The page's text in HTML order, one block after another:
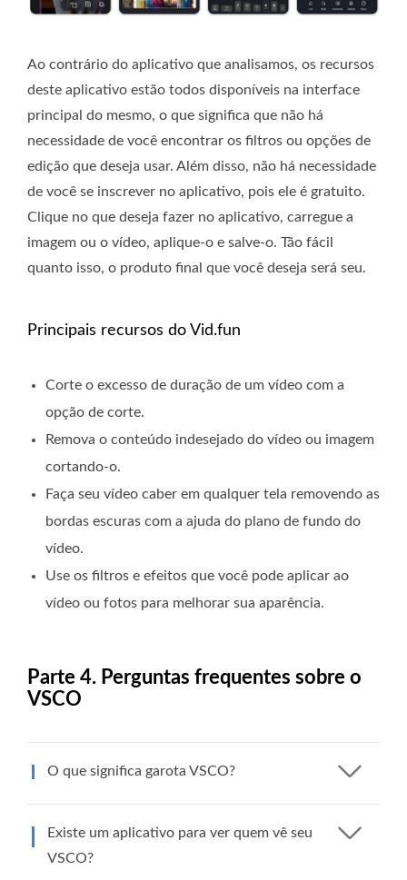
Ao contrário do aplicativo que analisamos, os recursos
deste aplicativo estão todos disponíveis na interface
principal do mesmo, o que significa que não há
necessidade de você encontrar os filtros ou opções de
edição que deseja usar. Além disso, não há necessidade
de você se inscrever no aplicativo, pois ele é gratuito.
Clique no que deseja fazer no aplicativo, carregue a
imagem ou o vídeo, aplique-o e salve-o. Tão fácil
quanto isso, o produto final que você deseja será seu.
Principais recursos do Vid.fun
Corte o excesso de duração de um vídeo com a
opção de corte.
Remova o conteúdo indesejado do vídeo ou imagem
cortando-o.
Faça seu vídeo caber em qualquer tela removendo as
bordas escuras com a ajuda do plano de fundo do
vídeo.
Use os filtros e efeitos que você pode aplicar ao
vídeo ou fotos para melhorar sua aparência.
Parte 4. Perguntas frequentes sobre o
VSCO
O que significa garota VSCO?
Existe um aplicativo para ver quem vê seu
VSCO?